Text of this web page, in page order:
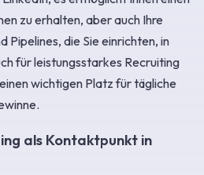
zu erhalten, aber auch Ihre
Pipelines, die Sie einrichten, in
für leistungsstarkes Recruiting
wichtigen Platz für tägliche
als Kontaktpunkt in